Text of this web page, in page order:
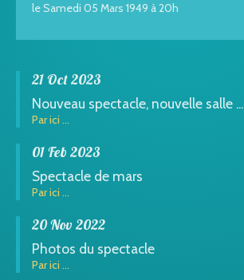
le Samedi 05 Mars 1949 à 20h
21 Oct 2023
Nouveau spectacle, nouvelle salle ...
Par ici ...
01 Feb 2023
Spectacle de mars
Par ici ...
20 Nov 2022
Photos du spectacle
Par ici ...